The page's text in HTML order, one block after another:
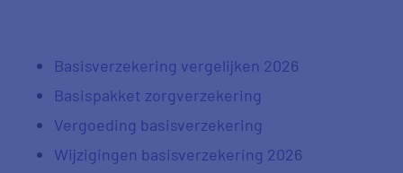
Basisverzekering vergelijken 2026
Basispakket zorgverzekering
Vergoeding basisverzekering
Wijzigingen basisverzekering 2026